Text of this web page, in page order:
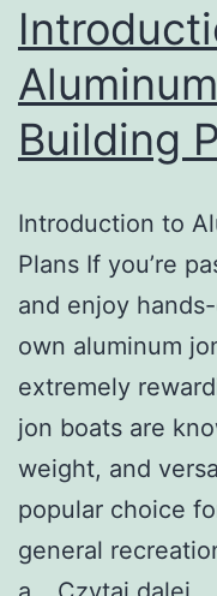
Building
Introduction to
Plans If you’re
and enjoy
own aluminum
extremely
jon boats are
weight, and
popular choice
general